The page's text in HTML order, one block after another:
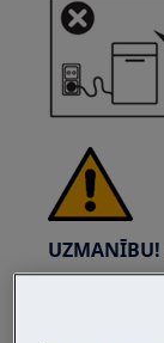
UZMANĪBU!